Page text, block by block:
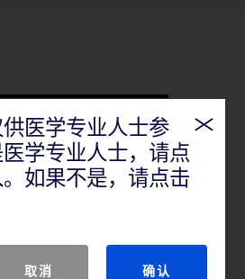
修补腹股沟疝、
医学专业人士参
学专业人士，请点
如果不是，请点击
取消 确认